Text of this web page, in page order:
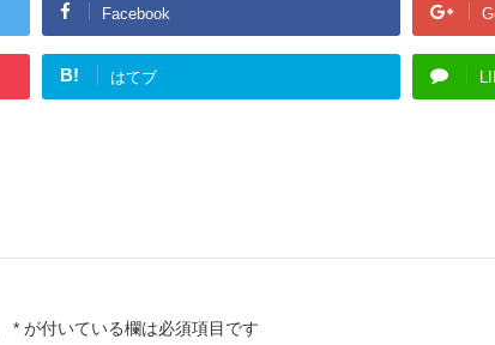
Facebook
B! はてブ
* が付いている欄は必須項目です